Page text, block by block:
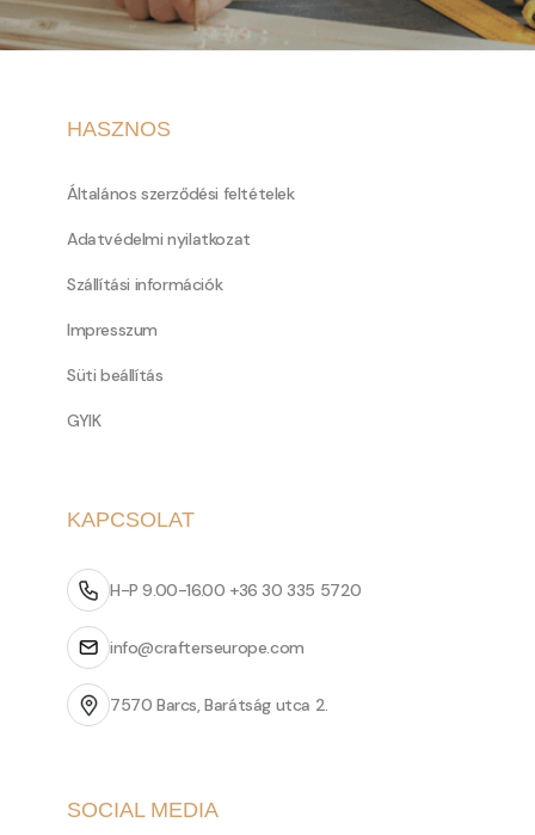
HASZNOS
Általános szerződési feltételek
Adatvédelmi nyilatkozat
Szállítási információk
Impresszum
Süti beállítás
GYIK
KAPCSOLAT
H-P 9.00-16.00 +36 30 335 5720
info@crafterseurope.com
7570 Barcs, Barátság utca 2.
SOCIAL MEDIA